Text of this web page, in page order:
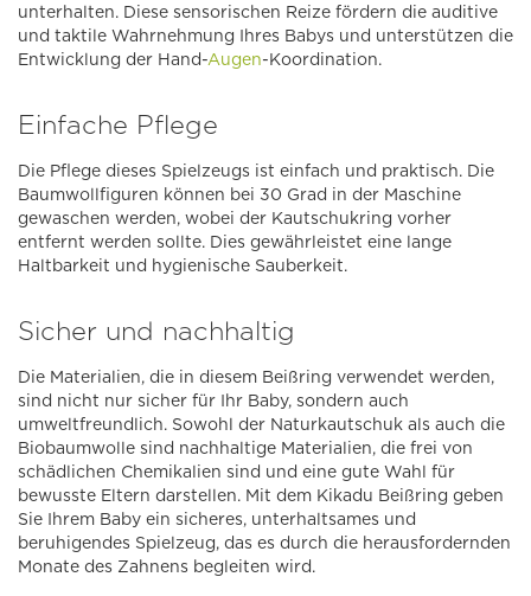
unterhalten. Diese sensorischen Reize fördern die auditive
und taktile Wahrnehmung Ihres Babys und unterstützen die
Entwicklung der Hand-Augen-Koordination.
Einfache Pflege
Die Pflege dieses Spielzeugs ist einfach und praktisch. Die
Baumwollfiguren können bei 30 Grad in der Maschine
gewaschen werden, wobei der Kautschukring vorher
entfernt werden sollte. Dies gewährleistet eine lange
Haltbarkeit und hygienische Sauberkeit.
Sicher und nachhaltig
Die Materialien, die in diesem Beißring verwendet werden,
sind nicht nur sicher für Ihr Baby, sondern auch
umweltfreundlich. Sowohl der Naturkautschuk als auch die
Biobaumwolle sind nachhaltige Materialien, die frei von
schädlichen Chemikalien sind und eine gute Wahl für
bewusste Eltern darstellen. Mit dem Kikadu Beißring geben
Sie Ihrem Baby ein sicheres, unterhaltsames und
beruhigendes Spielzeug, das es durch die herausfordernden
Monate des Zahnens begleiten wird.